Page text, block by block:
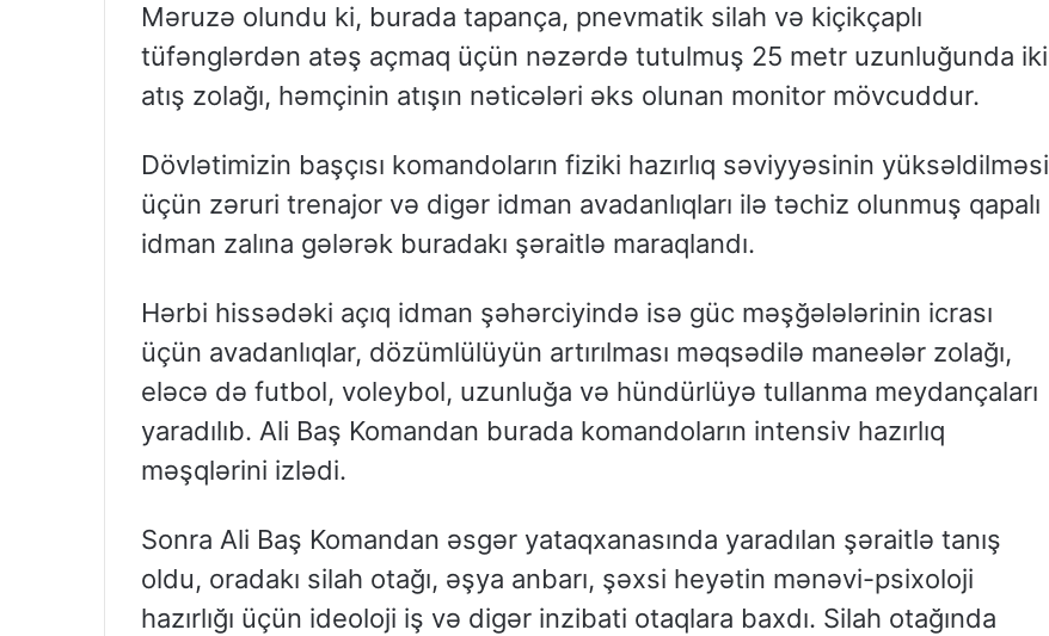
Məruzə olundu ki, burada tapança, pnevmatik silah və kiçikçaplı
tüfənglərdən atəş açmaq üçün nəzərdə tutulmuş 25 metr uzunluğunda iki
atış zolağı, həmçinin atışın nəticələri əks olunan monitor mövcuddur.
Dövlətimizin başçısı komandoların fiziki hazırlıq səviyyəsinin yüksəldilməsi
üçün zəruri trenajor və digər idman avadanlıqları ilə təchiz olunmuş qapalı
idman zalına gələrək buradakı şəraitlə maraqlandı.
Hərbi hissədəki açıq idman şəhərciyində isə güc məşğələlərinin icrası
üçün avadanlıqlar, dözümlülüyün artırılması məqsədilə maneələr zolağı,
eləcə də futbol, voleybol, uzunluğa və hündürlüyə tullanma meydançaları
yaradılıb. Ali Baş Komandan burada komandoların intensiv hazırlıq
məşqlərini izlədi.
Sonra Ali Baş Komandan əsgər yataqxanasında yaradılan şəraitlə tanış
oldu, oradakı silah otağı, əşya anbarı, şəxsi heyətin mənəvi-psixoloji
hazırlığı üçün ideoloji iş və digər inzibati otaqlara baxdı. Silah otağında